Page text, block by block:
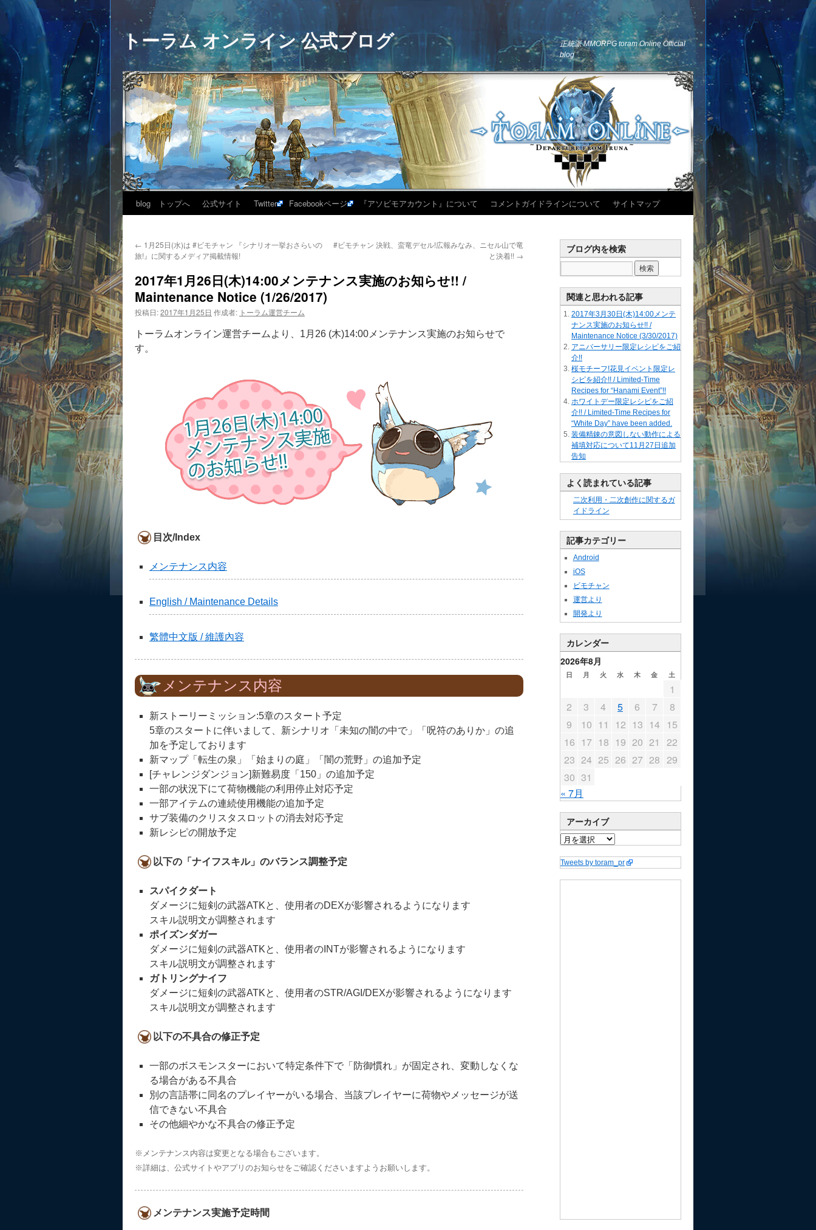
トーラム オンライン 公式ブログ
正統派 MMORPG toram Online Official
blog
blog トップへ 公式サイト Twitter Facebookページ 『アソビモアカウント』について コメントガイドラインについて サイトマップ
← 1月25日(水)は #ビモチャン 『シナリオ一挙おさらいの
旅!』に関するメディア掲載情報!
#ビモチャン 決戦、蛮竜デセル!広報みなみ、ニセル山で竜
と決着!! →
2017年1月26日(木)14:00メンテナンス実施のお知らせ!! /
Maintenance Notice (1/26/2017)
投稿日:2017年1月25日 作成者: トーラム運営チーム
トーラムオンライン運営チームより、1月26 (木)14:00メンテナンス実施のお知らせで
す。
目次/Index
メンテナンス内容
English / Maintenance Details
繁體中文版 / 維護內容
メンテナンス内容
新ストーリーミッション:5章のスタート予定
5章のスタートに伴いまして、新シナリオ「未知の闇の中で」「呪符のありか」の追
加を予定しております
新マップ「転生の泉」「始まりの庭」「闇の荒野」の追加予定
[チャレンジダンジョン]新難易度「150」の追加予定
一部の状況下にて荷物機能の利用停止対応予定
一部アイテムの連続使用機能の追加予定
サブ装備のクリスタスロットの消去対応予定
新レシピの開放予定
以下の「ナイフスキル」のバランス調整予定
スパイクダート
ダメージに短剣の武器ATKと、使用者のDEXが影響されるようになります
スキル説明文が調整されます
ポイズンダガー
ダメージに短剣の武器ATKと、使用者のINTが影響されるようになります
スキル説明文が調整されます
ガトリングナイフ
ダメージに短剣の武器ATKと、使用者のSTR/AGI/DEXが影響されるようになります
スキル説明文が調整されます
以下の不具合の修正予定
一部のボスモンスターにおいて特定条件下で「防御慣れ」が固定され、変動しなくな
る場合がある不具合
別の言語帯に同名のプレイヤーがいる場合、当該プレイヤーに荷物やメッセージが送
信できない不具合
その他細やかな不具合の修正予定
※メンテナンス内容は変更となる場合もございます。
※詳細は、公式サイトやアプリのお知らせをご確認くださいますようお願いします。
メンテナンス実施予定時間
ブログ内を検索
関連と思われる記事
2017年3月30日(木)14:00メンテ
ナンス実施のお知らせ!! /
Maintenance Notice (3/30/2017)
アニバーサリー限定レシピをご紹
介!!
桜モチーフ!花見イベント限定レ
シピを紹介!! / Limited-Time
Recipes for “Hanami Event”!!
ホワイトデー限定レシピをご紹
介!! / Limited-Time Recipes for
“White Day” have been added.
装備精錬の意図しない動作による
補填対応について11月27日追加
告知
よく読まれている記事
二次利用・二次創作に関するガ
イドライン
記事カテゴリー
Android
iOS
ビモチャン
運営より
開発より
カレンダー
2026年8月
日 月 火 水 木 金 土
« 7月
1
2
3 4 5 6 7
8
9
10 11 12 13 14 15
16 17 18 19 20 21
22
23 24 25 26 27 28 29
30 31
アーカイブ
Tweets by toram_pr